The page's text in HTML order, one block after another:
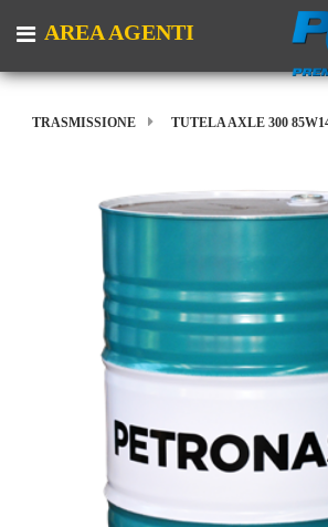
Open menu
AREA AGENTI
TRASMISSIONE TUTELA AXLE 300